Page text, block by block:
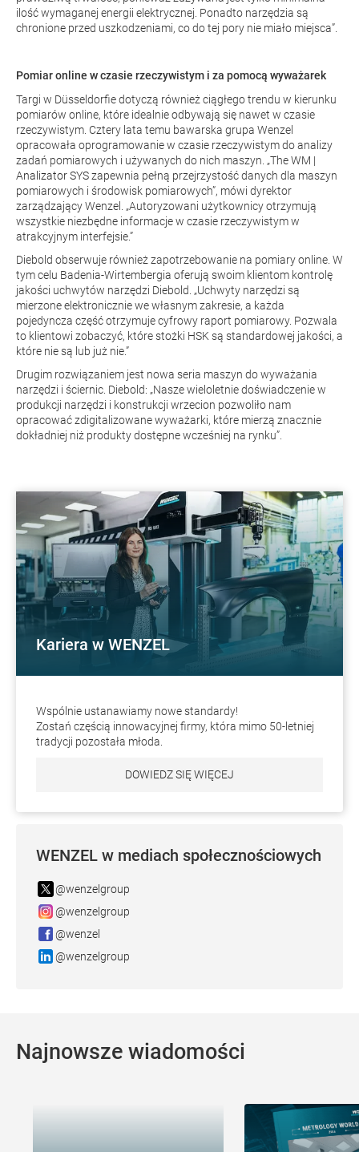
ilość wymaganej energii elektrycznej. Ponadto narzędzia są
chronione przed uszkodzeniami, co do tej pory nie miało miejsca”.
Pomiar online w czasie rzeczywistym i za pomocą wyważarek
Targi w Düsseldorfie dotyczą również ciągłego trendu w kierunku
pomiarów online, które idealnie odbywają się nawet w czasie
rzeczywistym. Cztery lata temu bawarska grupa Wenzel
opracowała oprogramowanie w czasie rzeczywistym do analizy
zadań pomiarowych i używanych do nich maszyn. „TheWM |
Analizator SYSzapewnia pełną przejrzystość danych dla maszyn
pomiarowych i środowisk pomiarowych”, mówi dyrektor
zarządzający Wenzel. „Autoryzowani użytkownicy otrzymują
wszystkie niezbędne informacje w czasie rzeczywistym w
atrakcyjnym interfejsie.”
Diebold obserwuje również zapotrzebowanie na pomiary online. W
tym celu Badenia-Wirtembergia oferują swoim klientom kontrolę
jakości uchwytów narzędzi Diebold. „Uchwyty narzędzi są
mierzone elektronicznie we własnym zakresie, a każda
pojedyncza część otrzymuje cyfrowy raport pomiarowy. Pozwala
to klientowi zobaczyć, które stożki HSK są standardowej jakości, a
które nie są lub już nie.”
Drugim rozwiązaniem jest nowa seria maszyn do wyważania
narzędzi i ściernic. Diebold: „Nasze wieloletnie doświadczenie w
produkcji narzędzi i konstrukcji wrzecion pozwoliło nam
opracować zdigitalizowane wyważarki, które mierzą znacznie
dokładniej niż produkty dostępne wcześniej na rynku”.
Kariera w WENZEL
Wspólnie ustanawiamy nowe standardy!
Zostań częścią innowacyjnej firmy, która mimo 50-letniej
tradycji pozostała młoda.
DOWIEDZ SIĘ WIĘCEJ
WENZEL w mediach społecznościowych
@wenzelgroup
@wenzelgroup
@wenzel
@wenzelgroup
Najnowsze wiadomości